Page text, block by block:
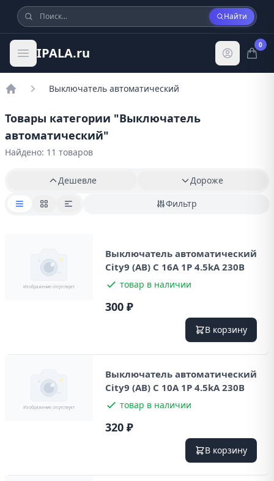
Найти
IPALA.ru
0
Выключатель автоматический
Товары категории "Выключатель
автоматический"
Найдено: 11 товаров
Дешевле
Дороже
Фильтр
Выключатель автоматический
City9 (AB) С 16А 1P 4.5kA 230В
товар в наличии
300 ₽
В корзину
Выключатель автоматический
City9 (AB) С 10А 1P 4.5kA 230В
товар в наличии
320 ₽
В корзину